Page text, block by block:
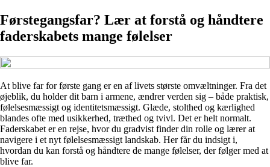
Førstegangsfar? Lær at forstå og håndtere
faderskabets mange følelser
At blive far for første gang er en af livets største omvæltninger. Fra det
øjeblik, du holder dit barn i armene, ændrer verden sig – både praktisk,
følelsesmæssigt og identitetsmæssigt. Glæde, stolthed og kærlighed
blandes ofte med usikkerhed, træthed og tvivl. Det er helt normalt.
Faderskabet er en rejse, hvor du gradvist finder din rolle og lærer at
navigere i et nyt følelsesmæssigt landskab. Her får du indsigt i,
hvordan du kan forstå og håndtere de mange følelser, der følger med at
blive far.